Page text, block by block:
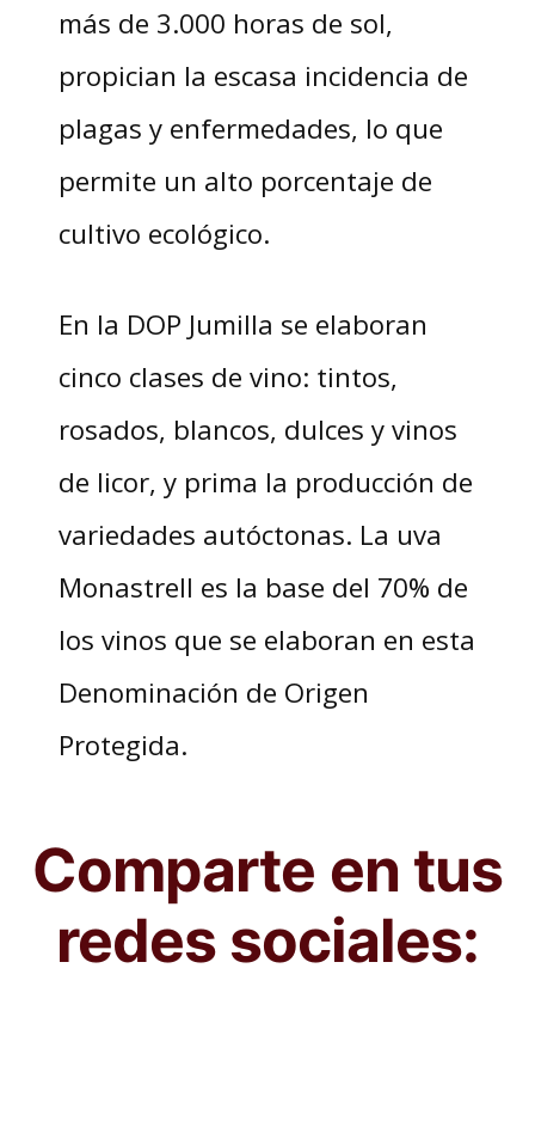
más de 3.000 horas de sol,
propician la escasa incidencia de
plagas y enfermedades, lo que
permite un alto porcentaje de
cultivo ecológico.
En la DOP Jumilla se elaboran
cinco clases de vino: tintos,
rosados, blancos, dulces y vinos
de licor, y prima la producción de
variedades autóctonas. La uva
Monastrell es la base del 70% de
los vinos que se elaboran en esta
Denominación de Origen
Protegida.
Comparte en tus
redes sociales: